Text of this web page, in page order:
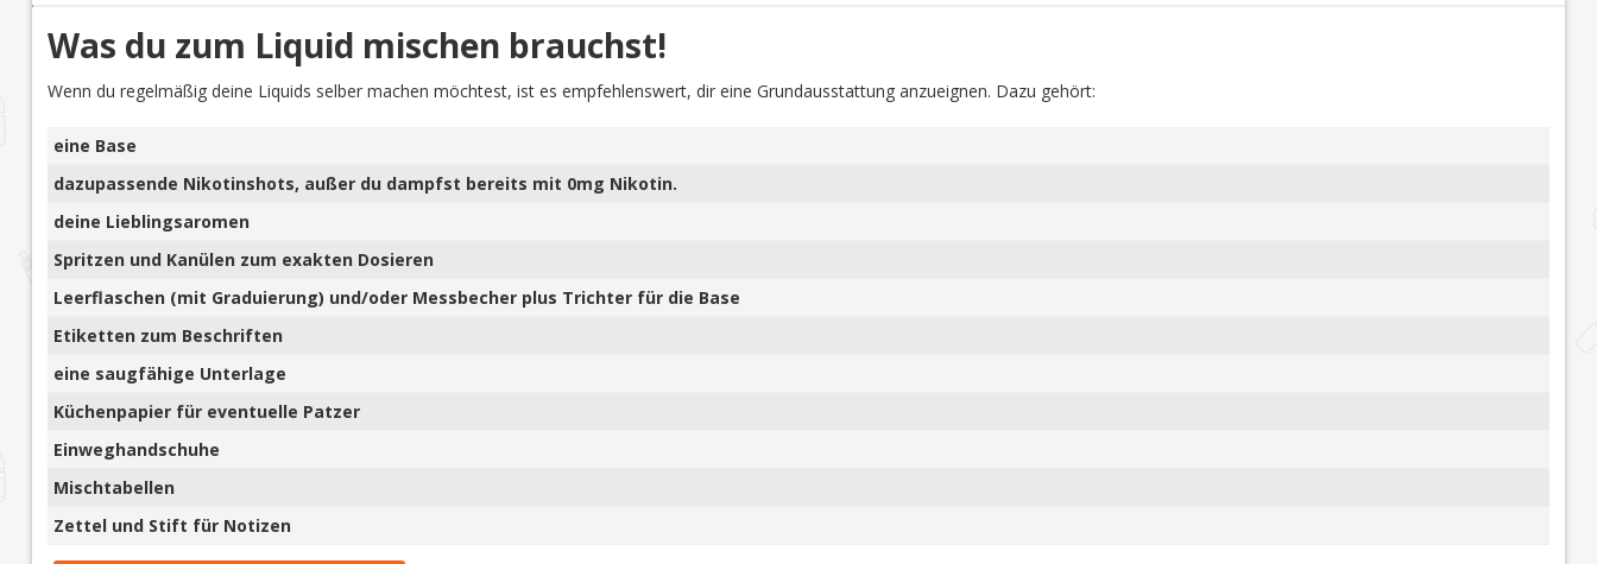
Was du zum Liquid mischen brauchst!
Wenn du regelmäßig deine Liquids selber machen möchtest, ist es empfehlenswert, dir eine Grundausstattung anzueignen. Dazu gehört:
eine Base
dazupassende Nikotinshots, außer du dampfst bereits mit 0mg Nikotin.
deine Lieblingsaromen
Spritzen und Kanülen zum exakten Dosieren
Leerflaschen (mit Graduierung) und/oder Messbecher plus Trichter für die Base
Etiketten zum Beschriften
eine saugfähige Unterlage
Küchenpapier für eventuelle Patzer
Einweghandschuhe
Mischtabellen
Zettel und Stift für Notizen